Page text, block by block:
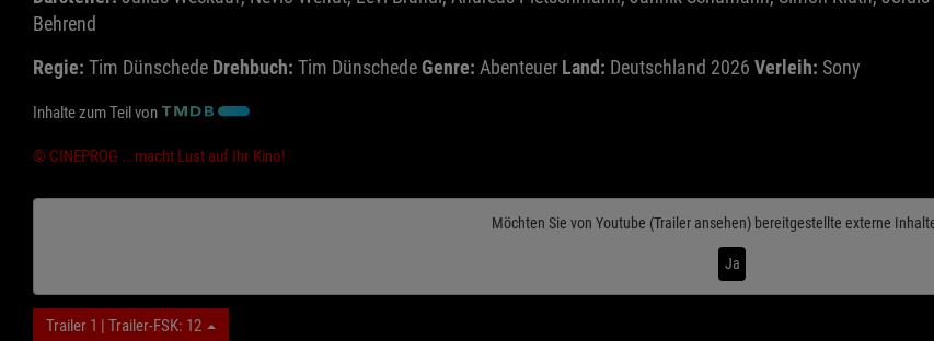
Behrend
Regie: Tim Dünschede Drehbuch: Tim Dünschede Genre: Abenteuer Land: Deutschland 2026 Verleih: Sony
Inhalte zum Teil von
© CINEPROG ...macht Lust auf Ihr Kino!
Möchten Sie von Youtube (Trailer ansehen)bereitgestellte externe
Ja
Trailer 1 | Trailer-FSK: 12